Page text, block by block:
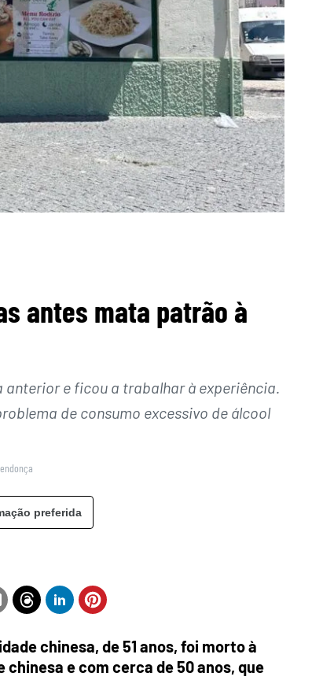
antes mata patrão à
e ficou a trabalhar à experiência.
de consumo excessivo de álcool
preferida
chinesa, de 51 anos, foi morto à
e com cerca de 50 anos, que